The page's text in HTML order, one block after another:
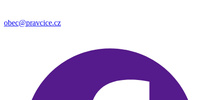
obec@pravcice.cz